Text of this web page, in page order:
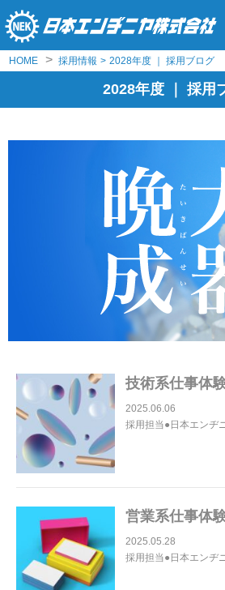
HOME > 採用情報 > 2028年度 ｜ 採用ブログ
2028年度 ｜ 採用
技術系仕事体
2025.06.06
採用担当●日本エンヂ
営業系仕事体
2025.05.28
採用担当●日本エンヂ